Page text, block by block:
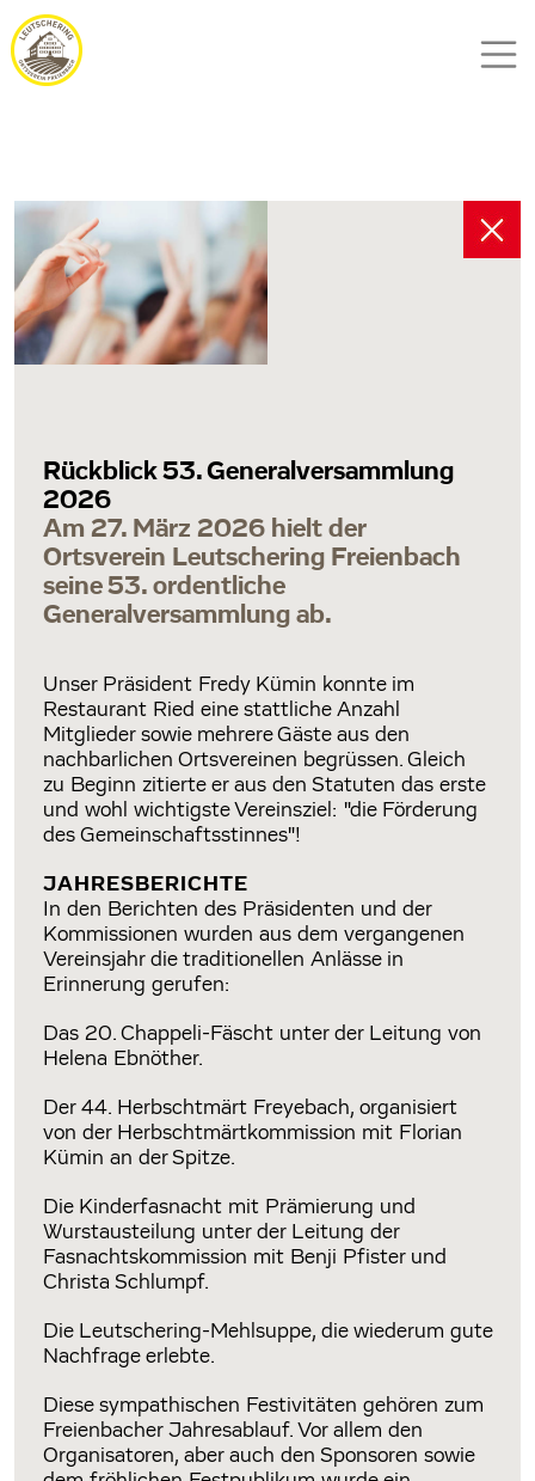
Rückblick 53. Generalversammlung
2026
Am 27. März 2026 hielt der
Ortsverein Leutschering Freienbach
seine 53. ordentliche
Generalversammlung ab.
Unser Präsident Fredy Kümin konnte im
Restaurant Ried eine stattliche Anzahl
Mitglieder sowie mehrere Gäste aus den
nachbarlichen Ortsvereinen begrüssen. Gleich
zu Beginn zitierte er aus den Statuten das erste
und wohl wichtigste Vereinsziel: "die Förderung
des Gemeinschaftsstinnes"!
JAHRESBERICHTE
In den Berichten des Präsidenten und der
Kommissionen wurden aus dem vergangenen
Vereinsjahr die traditionellen Anlässe in
Erinnerung gerufen:
Das 20. Chappeli-Fäscht unter der Leitung von
Helena Ebnöther.
Der 44. Herbschtmärt Freyebach, organisiert
von der Herbschtmärtkommission mit Florian
Kümin an der Spitze.
Die Kinderfasnacht mit Prämierung und
Wurstausteilung unter der Leitung der
Fasnachtskommission mit Benji Pfister und
Christa Schlumpf.
Die Leutschering-Mehlsuppe, die wiederum gute
Nachfrage erlebte.
Diese sympathischen Festivitäten gehören zum
Freienbacher Jahresablauf. Vor allem den
Organisatoren, aber auch den Sponsoren sowie